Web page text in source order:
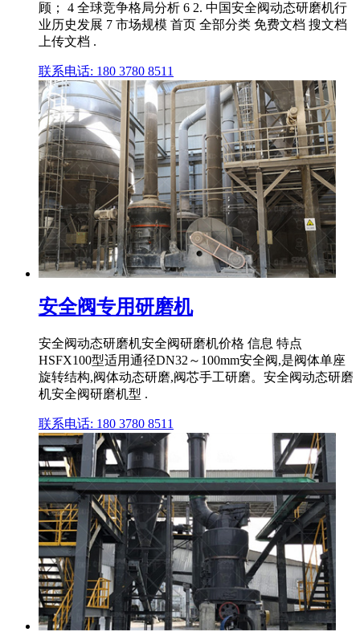
顾； 4 全球竞争格局分析 6 2. 中国安全阀动态研磨机行
业历史发展 7 市场规模 首页 全部分类 免费文档 搜文档
上传文档 .
联系电话: 180 3780 8511
安全阀专用研磨机
安全阀动态研磨机安全阀研磨机价格 信息 特点
HSFX100型适用通径DN32～100mm安全阀,是阀体单座
旋转结构,阀体动态研磨,阀芯手工研磨。安全阀动态研磨
机安全阀研磨机型 .
联系电话: 180 3780 8511